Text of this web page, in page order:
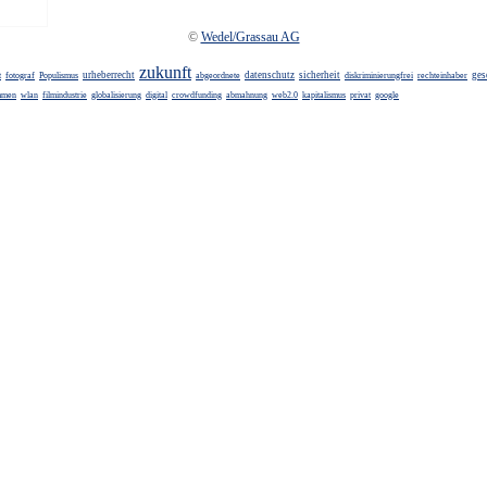
© Wedel/Grassau AG
fotograf Populismus urheberrecht zukunft abgeordnete datenschutz sicherheit diskriminierungfrei rechteinhaber
wlan filmindustrie globalisierung digital crowdfunding abmahnung web2.0 kapitalismus privat google